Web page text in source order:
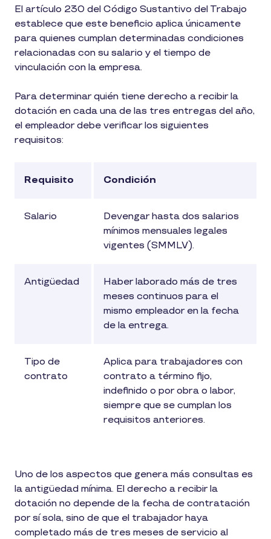
El artículo 230 del Código Sustantivo del Trabajo
establece que este beneficio aplica únicamente
para quienes cumplan determinadas condiciones
relacionadas con su salario y el tiempo de
vinculación con la empresa.
Para determinar quién tiene derecho a recibir la
dotación en cada una de las tres entregas del año,
el empleador debe verificar los siguientes
requisitos:
Requisito Condición
Salario
Devengar hasta dos salarios
mínimos mensuales legales
vigentes (SMMLV).
Antigüedad
Haber laborado más de tres
meses continuos para el
mismo empleador en la fecha
de la entrega.
Tipo de
contrato
Aplica para trabajadores con
contrato a término fijo,
indefinido o por obra o labor,
siempre que se cumplan los
requisitos anteriores.
Uno de los aspectos que genera más consultas es
la antigüedad mínima. El derecho a recibir la
dotación no depende de la fecha de contratación
por sí sola, sino de que el trabajador haya
completado más de tres meses de servicio al